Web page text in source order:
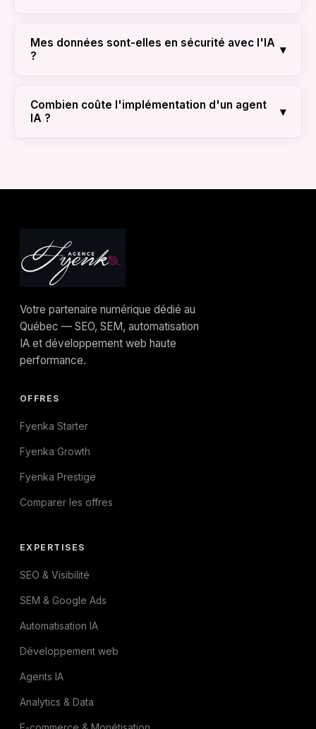
Non. L'IA remplace les tâches répétitives et
ennuyeuses. Elle libère vos employés pour
qu'ils se concentrent sur la stratégie, la
créativité et la relation client complexe.
Mes données sont-elles en sécurité avec l'IA
?
▾
Chez Fyenka, nous utilisons des API sécurisées
ou des instances privées. Vos données ne sont
jamais utilisées pour 'entraîner' les modèles
Combien coûte l'implémentation d'un agent
IA ?
▾
centaines de dollars, tandis qu'un agent expert
Votre partenaire numérique dédié au
Québec — SEO, SEM, automatisation
IA et développement web haute
performance.
OFFRES
Fyenka Starter
Fyenka Growth
Fyenka Prestige
Comparer les offres
EXPERTISES
SEO & Visibilité
SEM & Google Ads
Automatisation IA
Développement web
Agents IA
Analytics & Data